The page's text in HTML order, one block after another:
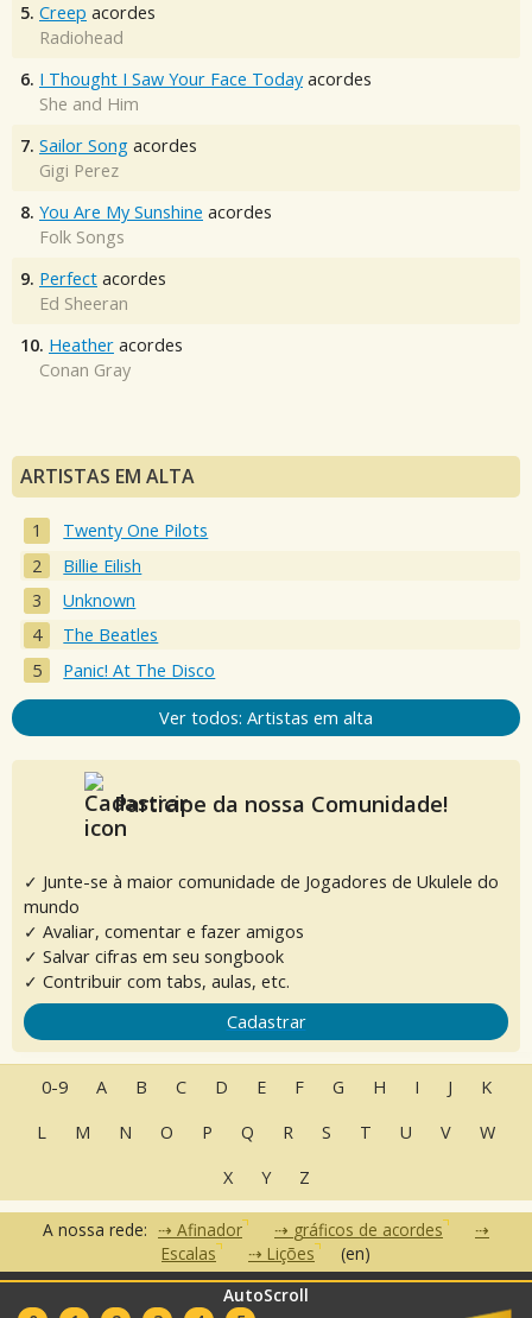
AutoScroll
5. Creep acordes
Radiohead
6. I Thought I Saw Your Face Today acordes
She and Him
7. Sailor Song acordes
Gigi Perez
8. You Are My Sunshine acordes
Folk Songs
9. Perfect acordes
Ed Sheeran
10. Heather acordes
Conan Gray
ARTISTAS EM ALTA
Twenty One Pilots
Billie Eilish
Unknown
The Beatles
Panic! At The Disco
Ver todos: Artistas em alta
Participe da nossa Comunidade!
✓ Junte-se à maior comunidade de Jogadores de Ukulele do
mundo
✓ Avaliar, comentar e fazer amigos
✓ Salvar cifras em seu songbook
✓ Contribuir com tabs, aulas, etc.
Cadastrar
0-9 A B C D E F G H I J
K
L
M N O P Q R S T U V
W
X
Y Z
A nossa rede: Afinador
gráficos de acordes
Escalas
Lições (en)
•Contato•Termos de Uso